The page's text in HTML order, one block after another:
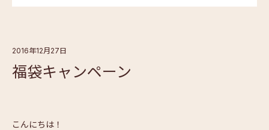
2016年12月27日
福袋キャンペーン
こんにちは！